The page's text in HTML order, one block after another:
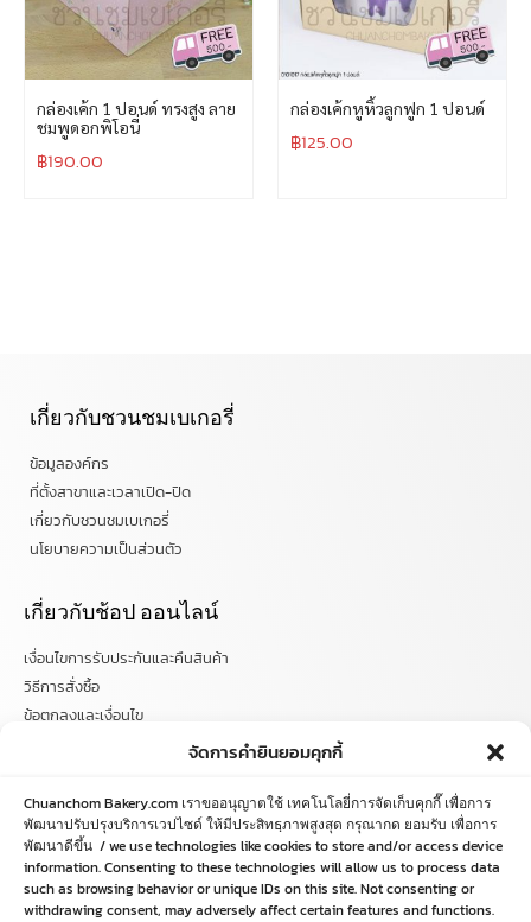
จัดการคำยินยอมคุกกี้
Chuanchom Bakery.com เราขออนุญาตใช้ เทคโนโลยี่การจัดเก็บคุกกี๊ เพื่อการ
พัฒนาปรับปรุงบริการเวปไซด์ ให้มีประสิทธฺภาพสูงสุด กรุณากด ยอมรับ เพื่อการ
พัฒนาดีขึ้น / we use technologies like cookies to store and/or access device
information. Consenting to these technologies will allow us to process data
such as browsing behavior or unique IDs on this site. Not consenting or
withdrawing consent, may adversely affect certain features and functions.
กล่องเค้ก 1 ปอนด์ ทรงสูง ลาย
ชมพูดอกพิโอนี่
฿190.00
กล่องเค้กหูหิ้วลูกฟูก 1 ปอนด์
฿125.00
เกี่ยวกับชวนชมเบเกอรี่
ข้อมูลองค์กร
ที่ตั้งสาขาและเวลาเปิด-ปิด
เกี่ยวกับชวนชมเบเกอรี่
นโยบายความเป็นส่วนตัว
เกี่ยวกับช้อป ออนไลน์
เงื่อนไขการรับประกันและคืนสินค้า
วิธีการสั่งซื้อ
ข้อตกลงและเงื่อนไข
ติดตามข่าวสารได้ที่
chuanchombakery
chuanchombakery
www.chuanchombakery.com